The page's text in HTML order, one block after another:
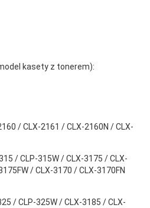
kasety z tonerem):
/ CLX-2161 / CLX-2160N / CLX-
/ CLP-315W / CLX-3175 / CLX-
/ CLX-3170 / CLX-3170FN
/ CLP-325W / CLX-3185 / CLX-